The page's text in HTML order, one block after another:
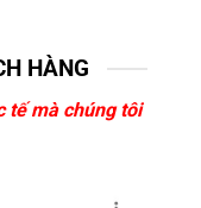
HÀNG
tế mà chúng tôi